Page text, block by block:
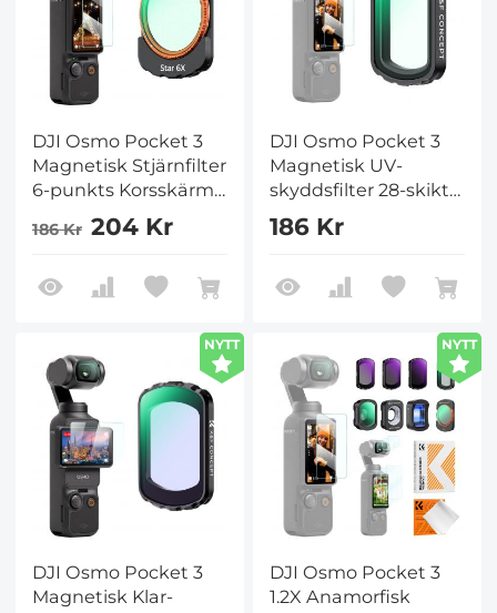
DJI Osmo Pocket 3
Magnetisk Stjärnfilter
6-punkts Korsskärm
Stjärnfunka
Glittrande Effekt
Glas / HD /
186 Kr 204 Kr
DJI Osmo Pocket 3
Magnetisk UV-
skyddsfilter 28-skikts
nano-belagt HD
Optiskt Glas
186 Kr
NYTT
DJI Osmo Pocket 3
Magnetisk Klar-
NYTT
DJI Osmo Pocket 3
1.2X Anamorfisk